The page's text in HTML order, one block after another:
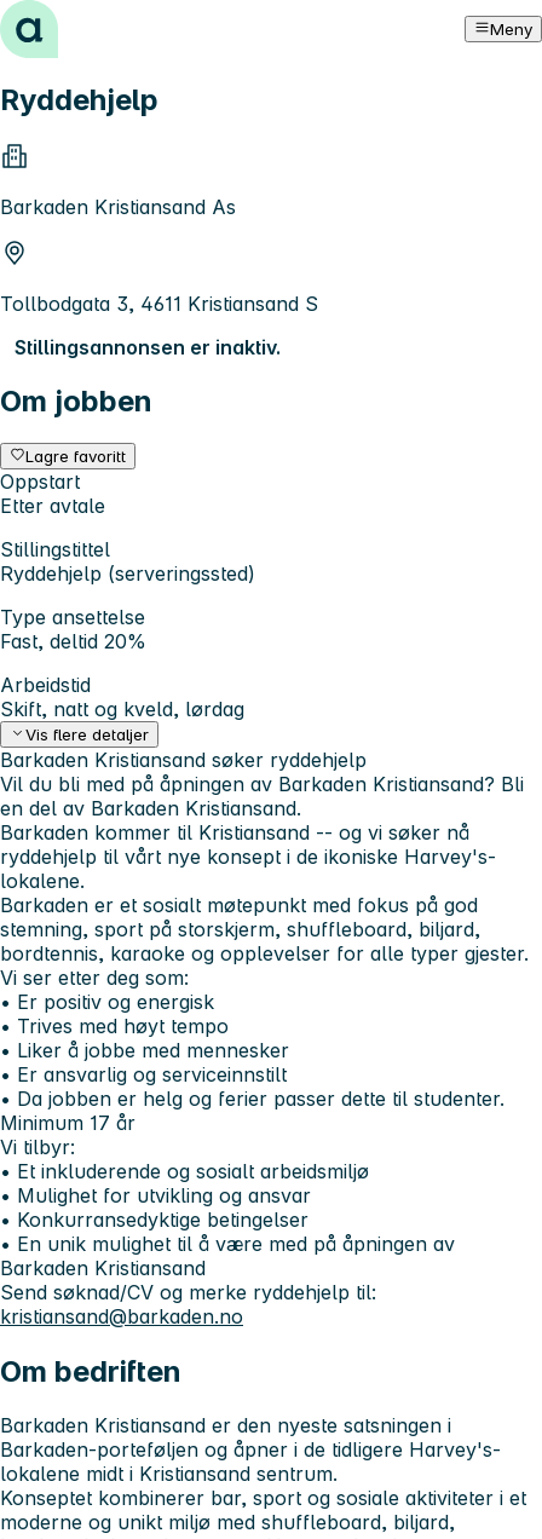
Hopp til innhold Meny
Ryddehjelp
Barkaden Kristiansand As
Tollbodgata 3, 4611 Kristiansand S
Stillingsannonsen er inaktiv.
Om jobben
Lagre favoritt
Oppstart
Etter avtale
Stillingstittel
Ryddehjelp (serveringssted)
Type ansettelse
Fast, deltid 20%
Arbeidstid
Skift, natt og kveld, lørdag
Vis flere detaljer
Barkaden Kristiansand søker ryddehjelp
Vil du bli med på åpningen av Barkaden Kristiansand? Bli
en del av Barkaden Kristiansand.
Barkaden kommer til Kristiansand -- og vi søker nå
ryddehjelp til vårt nye konsept i de ikoniske Harvey's-
lokalene.
Barkaden er et sosialt møtepunkt med fokus på god
stemning, sport på storskjerm, shuffleboard, biljard,
bordtennis, karaoke og opplevelser for alle typer gjester.
Vi ser etter deg som:
• Er positiv og energisk
• Trives med høyt tempo
• Liker å jobbe med mennesker
• Er ansvarlig og serviceinnstilt
• Da jobben er helg og ferier passer dette til studenter.
Minimum 17 år
Vi tilbyr:
• Et inkluderende og sosialt arbeidsmiljø
• Mulighet for utvikling og ansvar
• Konkurransedyktige betingelser
• En unik mulighet til å være med på åpningen av
Barkaden Kristiansand
Send søknad/CV og merke ryddehjelp til:
kristiansand@barkaden.no
Om bedriften
Barkaden Kristiansand er den nyeste satsningen i
Barkaden-porteføljen og åpner i de tidligere Harvey's-
lokalene midt i Kristiansand sentrum.
Konseptet kombinerer bar, sport og sosiale aktiviteter i et
moderne og unikt miljø med shuffleboard, biljard,